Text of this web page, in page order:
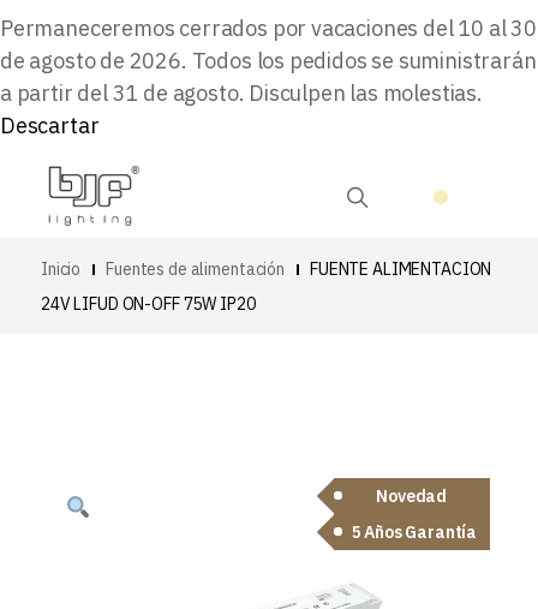
Permaneceremos cerrados por vacaciones del 10 al 30
de agosto de 2026. Todos los pedidos se suministrarán
a partir del 31 de agosto. Disculpen las molestias.
Descartar
Inicio Fuentes de alimentación
FUENTE ALIMENTACION
24V LIFUD ON-OFF 75W IP20
Novedad
5 Años Garantía